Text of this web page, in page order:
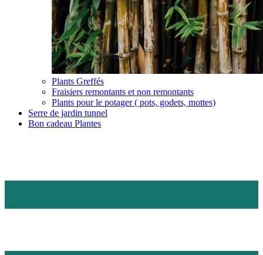
Plants Greffés
Fraisiers remontants et non remontants
Plants pour le potager ( pots, godets, mottes)
Serre de jardin tunnel
Bon cadeau Plantes